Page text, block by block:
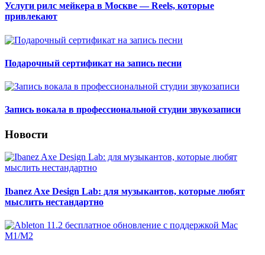
Услуги рилс мейкера в Москве — Reels, которые
привлекают
Подарочный сертификат на запись песни
Запись вокала в профессиональной студии звукозаписи
Новости
Ibanez Axe Design Lab: для музыкантов, которые любят
мыслить нестандартно